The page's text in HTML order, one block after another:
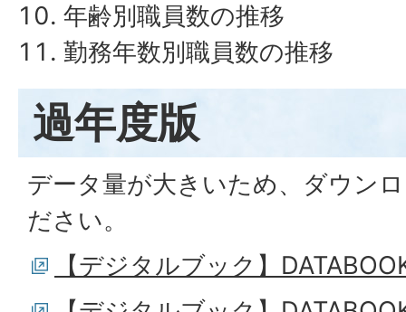
年齢別職員数の推移
勤務年数別職員数の推移
過年度版
データ量が大きいため、ダウン
ださい。
【デジタルブック】